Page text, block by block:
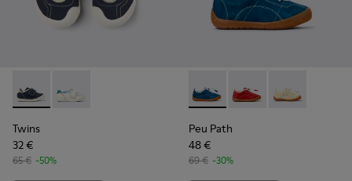
Twins - K800682-004 - Mehrfarbige Textil- und Leder-
Twins - K800682-002 - Mehrfarbige Sneaker aus
Twins
32 €
65 € -50%
Peu Path - K800683-001 -
Peu Path -Peu Path -
Peu Path
48 €
69 € -30%